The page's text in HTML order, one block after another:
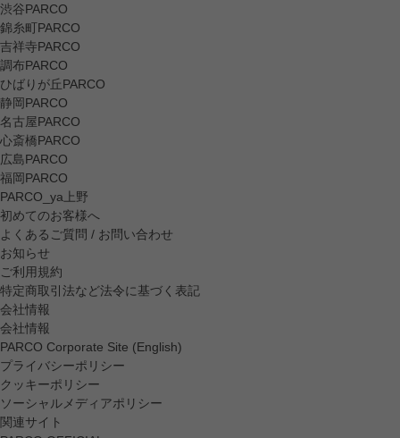
渋谷PARCO
錦糸町PARCO
吉祥寺PARCO
調布PARCO
ひばりが丘PARCO
静岡PARCO
名古屋PARCO
心斎橋PARCO
広島PARCO
福岡PARCO
PARCO_ya上野
初めてのお客様へ
よくあるご質問 / お問い合わせ
お知らせ
ご利用規約
特定商取引法など法令に基づく表記
会社情報
会社情報
PARCO Corporate Site (English)
プライバシーポリシー
クッキーポリシー
ソーシャルメディアポリシー
関連サイト